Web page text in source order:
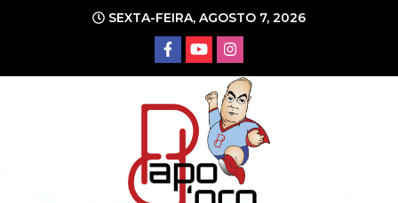
conteúdo
SEXTA-FEIRA, AGOSTO 7, 2026